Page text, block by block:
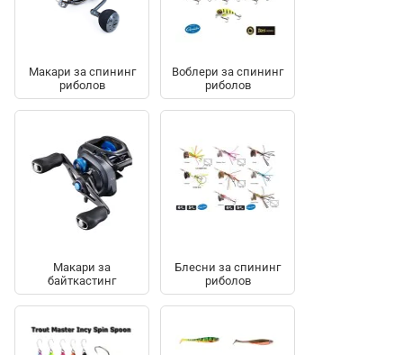
Макари за спининг
риболов
Воблери за спининг
риболов
Макари за
байткастинг
Блесни за спининг
риболов